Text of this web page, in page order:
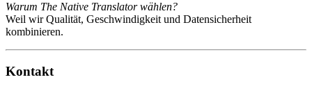
Warum The Native Translator wählen?
Weil wir Qualität, Geschwindigkeit und Datensicherheit
kombinieren.
Kontakt